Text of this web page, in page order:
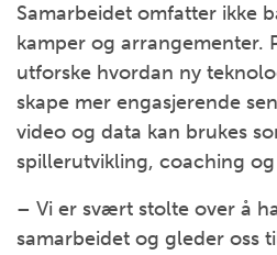
Samarbeidet omfatter ikke
kamper og arrangementer.
utforske hvordan ny
skape mer engasjerende
video og data kan brukes
spillerutvikling, coaching
– Vi er svært stolte over å
samarbeidet og gleder oss